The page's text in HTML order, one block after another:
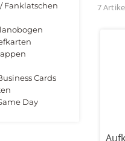
7
Fanklatschen
Cards
Day